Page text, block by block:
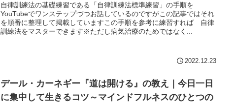
自律訓練法の基礎練習である「自律訓練法標準練習」の手順を
YouTubeでワンステップづつお話しているのですがこの記事ではそれ
を順番に整理して掲載していますこの手順を参考に練習すれば 自律
訓練法をマスターできます※ただし病気治療のためではなく...
2022.12.23
デール・カーネギー『道は開ける』の教え｜今日一日
に集中して生きるコツ～マインドフルネスのひとつの